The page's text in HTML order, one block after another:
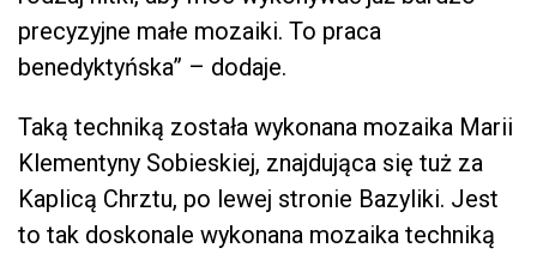
precyzyjne małe mozaiki. To praca
benedyktyńska” – dodaje.
Taką techniką została wykonana mozaika Marii
Klementyny Sobieskiej, znajdująca się tuż za
Kaplicą Chrztu, po lewej stronie Bazyliki. Jest
to tak doskonale wykonana mozaika techniką